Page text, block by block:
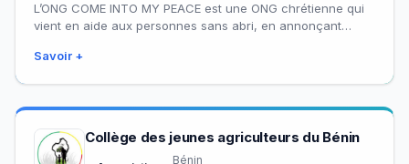
L’ONG COME INTO MY PEACE est une ONG chrétienne qui
vient en aide aux personnes sans abri, en annonçant
Savoir +
Collège des jeunes agriculteurs du Bénin
Bénin